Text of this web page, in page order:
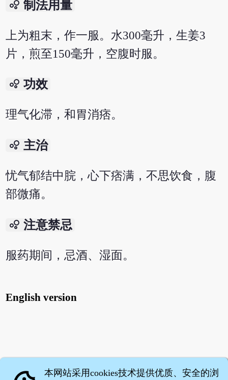
bubble_chart 制法用量
上为粗末，作一服。水300毫升，生姜3
片，煎至150毫升，空腹时服。
bubble_chart 功效
理气化滞，和胃消痞。
bubble_chart 主治
忧气郁结中脘，心下痞满，不思饮食，腹
部微痛。
bubble_chart 注意禁忌
服药期间，忌酒、湿面。
English version
本网站采用cookies技术提供优质、安全的浏